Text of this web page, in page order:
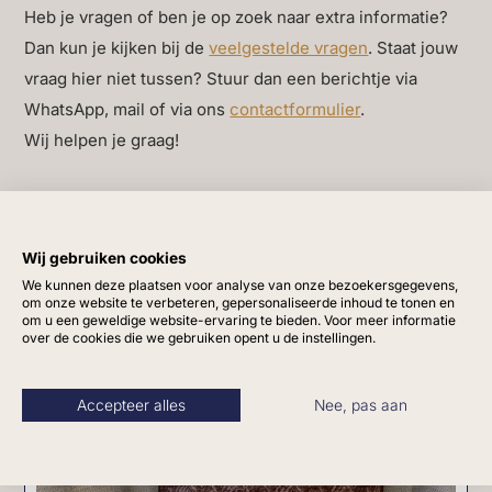
Alleen authentiek handwerk, met een moderne
uitstraling.
Een duurzaam en stijlvol accent voor elk interieur.
high-end interieur
Deluxe sierkussens van Duran tillen elk interieur naar
gemaakt van hoogwaardige materialen zoals zijde,
linnen en fluweel, en staan bekend om hun klassieke
zoek is naar kwaliteit, comfort en een stijlvolle
Heb je vragen of ben je op zoek naar extra informatie?
Dan kun je kijken bij deveelgestelde vragen. Staat jouw
vraag hier niet tussen? Stuur dan een berichtje via
WhatsApp, mail of via onscontactformulier.
Wij helpen je graag!
Wij gebruiken cookies
We kunnen deze plaatsen voor analyse van onze bezoekersgegevens,
om onze website te verbeteren, gepersonaliseerde inhoud te tonen en
om u een geweldige website-ervaring te bieden. Voor meer informatie
over de cookies die we gebruiken opent u de instellingen.
Accepteer alles Nee, pas aan